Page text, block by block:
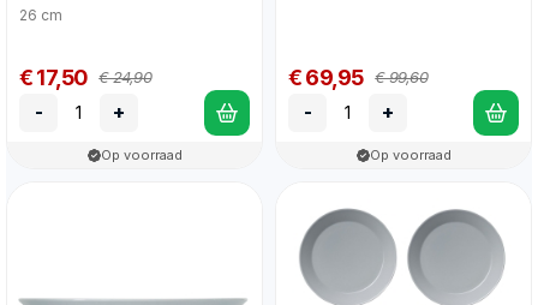
26 cm
€ 17,50 € 24,90
- +
Op voorraad
€ 69,95 € 99,60
- +
Op voorraad